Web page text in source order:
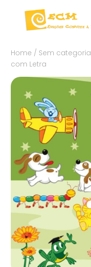
Home / Sem categoria
com Letra